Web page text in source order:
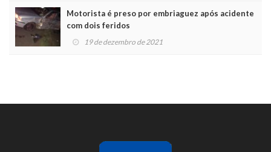
Motorista é preso por embriaguez após acidente
com dois feridos
19 de dezembro de 2021